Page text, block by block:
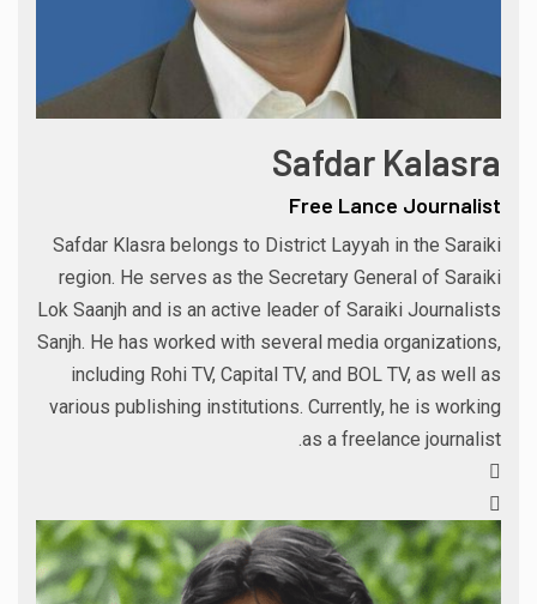
Safdar Kalasra
Free Lance Journalist
Safdar Klasra belongs to District Layyah in the Saraiki
region. He serves as the Secretary General of Saraiki
Lok Saanjh and is an active leader of Saraiki Journalists
Sanjh. He has worked with several media organizations,
including Rohi TV, Capital TV, and BOL TV, as well as
various publishing institutions. Currently, he is working
as a freelance journalist.